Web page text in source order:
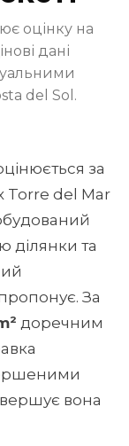
оцінку на
дані
del Sol.
за
Torre del Mar
ділянки та
За
доречним
вона